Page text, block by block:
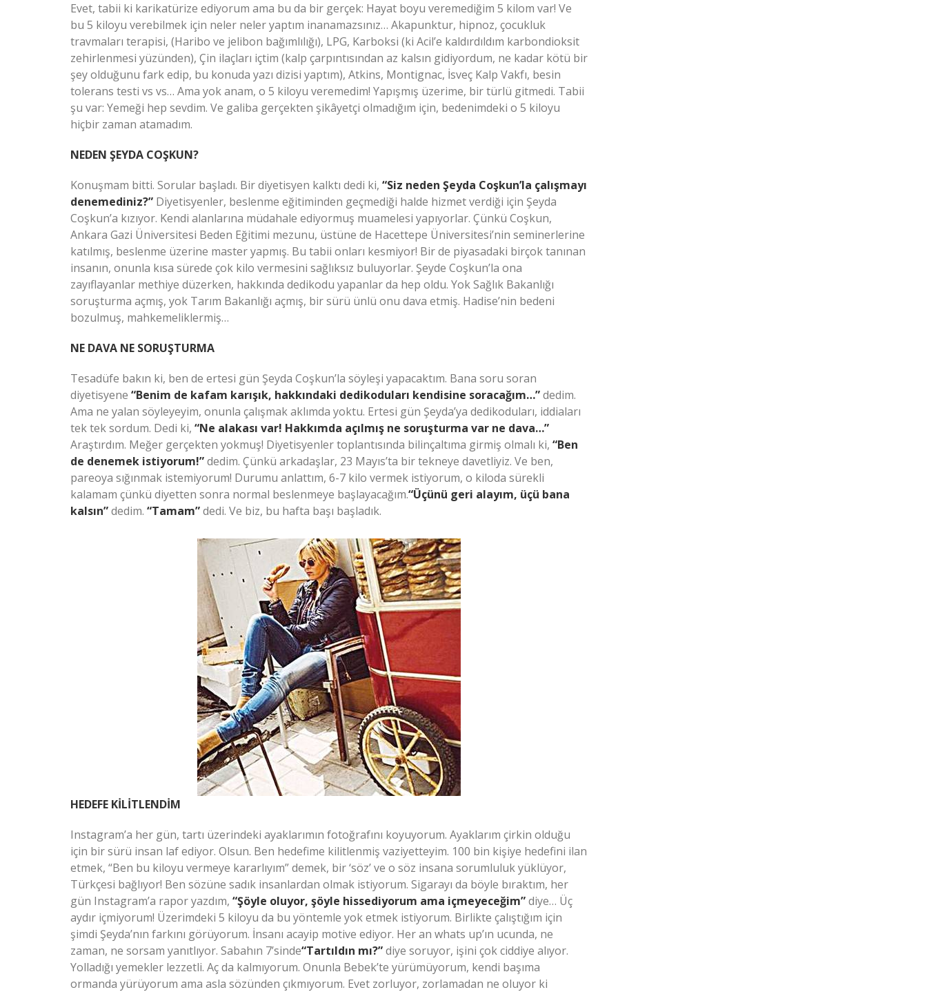
Evet, tabii ki karikatürize ediyorum ama bu da bir gerçek: Hayat boyu veremediğim 5 kilom var! Ve
bu 5 kiloyu verebilmek için neler neler yaptım inanamazsınız… Akapunktur, hipnoz, çocukluk
travmaları terapisi, (Haribo ve jelibon bağımlılığı), LPG, Karboksi (ki Acil’e kaldırdıldım karbondioksit
zehirlenmesi yüzünden), Çin ilaçları içtim (kalp çarpıntısından az kalsın gidiyordum, ne kadar kötü bir
şey olduğunu fark edip, bu konuda yazı dizisi yaptım), Atkins, Montignac, İsveç Kalp Vakfı, besin
tolerans testi vs vs… Ama yok anam, o 5 kiloyu veremedim! Yapışmış üzerime, bir türlü gitmedi. Tabii
şu var: Yemeği hep sevdim. Ve galiba gerçekten şikâyetçi olmadığım için, bedenimdeki o 5 kiloyu
hiçbir zaman atamadım.
NEDEN ŞEYDA COŞKUN?
Konuşmam bitti. Sorular başladı. Bir diyetisyen kalktı dedi ki, “Siz neden Şeyda Coşkun’la çalışmayı
denemediniz?” Diyetisyenler, beslenme eğitiminden geçmediği halde hizmet verdiği için Şeyda
Coşkun’a kızıyor. Kendi alanlarına müdahale ediyormuş muamelesi yapıyorlar. Çünkü Coşkun,
Ankara Gazi Üniversitesi Beden Eğitimi mezunu, üstüne de Hacettepe Üniversitesi’nin seminerlerine
katılmış, beslenme üzerine master yapmış. Bu tabii onları kesmiyor! Bir de piyasadaki birçok tanınan
insanın, onunla kısa sürede çok kilo vermesini sağlıksız buluyorlar. Şeyde Coşkun’la ona
zayıflayanlar methiye düzerken, hakkında dedikodu yapanlar da hep oldu. Yok Sağlık Bakanlığı
soruşturma açmış, yok Tarım Bakanlığı açmış, bir sürü ünlü onu dava etmiş. Hadise’nin bedeni
bozulmuş, mahkemeliklermiş…
NE DAVA NE SORUŞTURMA
Tesadüfe bakın ki, ben de ertesi gün Şeyda Coşkun’la söyleşi yapacaktım. Bana soru soran
diyetisyene “Benim de kafam karışık, hakkındaki dedikoduları kendisine soracağım…”dedim.
Ama ne yalan söyleyeyim, onunla çalışmak aklımda yoktu. Ertesi gün Şeyda’ya dedikoduları, iddiaları
tek tek sordum. Dedi ki, “Ne alakası var! Hakkımda açılmış ne soruşturma var ne dava…”
Araştırdım. Meğer gerçekten yokmuş! Diyetisyenler toplantısında bilinçaltıma girmiş olmalı ki, “Ben
de denemek istiyorum!”dedim. Çünkü arkadaşlar, 23 Mayıs’ta bir tekneye davetliyiz. Ve ben,
pareoya sığınmak istemiyorum! Durumu anlattım, 6-7 kilo vermek istiyorum, o kiloda sürekli
kalamam çünkü diyetten sonra normal beslenmeye başlayacağım.“Üçünü geri alayım, üçü bana
kalsın”dedim. “Tamam”dedi. Ve biz, bu hafta başı başladık.
HEDEFE KİLİTLENDİM
Instagram’a her gün, tartı üzerindeki ayaklarımın fotoğrafını koyuyorum. Ayaklarım çirkin olduğu
için bir sürü insan laf ediyor. Olsun. Ben hedefime kilitlenmiş vaziyetteyim. 100 bin kişiye hedefini ilan
etmek, “Ben bu kiloyu vermeye kararlıyım” demek, bir ‘söz’ ve o söz insana sorumluluk yüklüyor,
Türkçesi bağlıyor! Ben sözüne sadık insanlardan olmak istiyorum. Sigarayı da böyle bıraktım, her
gün Instagram’a rapor yazdım, “Şöyle oluyor, şöyle hissediyorum ama içmeyeceğim”diye… Üç
aydır içmiyorum! Üzerimdeki 5 kiloyu da bu yöntemle yok etmek istiyorum. Birlikte çalıştığım için
şimdi Şeyda’nın farkını görüyorum. İnsanı acayip motive ediyor. Her an whats up’ın ucunda, ne
zaman, ne sorsam yanıtlıyor. Sabahın 7’sinde“Tartıldın mı?”diye soruyor, işini çok ciddiye alıyor.
Yolladığı yemekler lezzetli. Aç da kalmıyorum. Onunla Bebek’te yürümüyorum, kendi başıma
ormanda yürüyorum ama asla sözünden çıkmıyorum. Evet zorluyor, zorlamadan ne oluyor ki